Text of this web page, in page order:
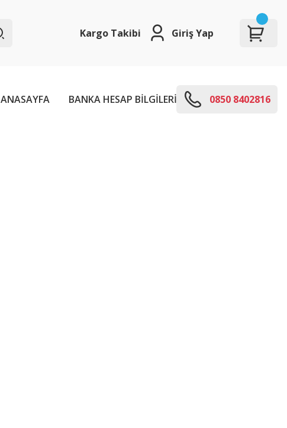
Kargo Takibi Giriş Yap
ANASAYFA BANKA HESAP BİLGİLERİ E-KODLARI
0850 8402816